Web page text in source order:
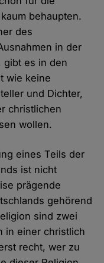
behaupten.
des
in der
gibt es in den
wie keine
und Dichter,
christlichen
wollen.
eines Teils der
ist nicht
prägende
gehörend
sind zwei
in einer christlich
recht, wer zu